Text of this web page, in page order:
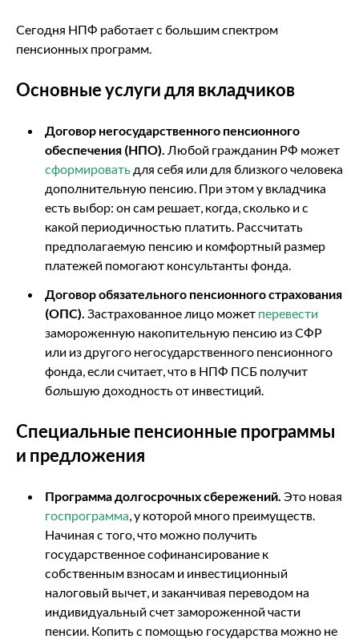
Сегодня НПФ работает с большим спектром
пенсионных программ.
Основные услуги для вкладчиков
Договор негосударственного пенсионного
обеспечения (НПО). Любой гражданин РФ может
сформировать для себя или для близкого человека
дополнительную пенсию. При этом у вкладчика
есть выбор: он сам решает, когда, сколько и с
какой периодичностью платить. Рассчитать
предполагаемую пенсию и комфортный размер
платежей помогают консультанты фонда.
Договор обязательного пенсионного страхования
(ОПС). Застрахованное лицо может перевести
замороженную накопительную пенсию из СФР
или из другого негосударственного пенсионного
фонда, если считает, что в НПФ ПСБ получит
большую доходность от инвестиций.
Специальные пенсионные программы
и предложения
Программа долгосрочных сбережений. Это новая
госпрограмма, у которой много преимуществ.
Начиная с того, что можно получить
государственное софинансирование к
собственным взносам и инвестиционный
налоговый вычет, и заканчивая переводом на
индивидуальный счет замороженной части
пенсии. Копить с помощью государства можно не